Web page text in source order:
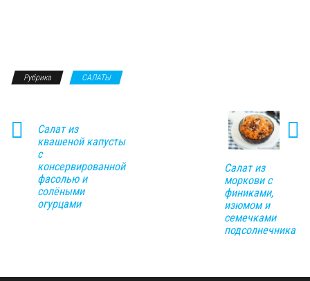
Рубрика САЛАТЫ
Салат из
квашеной капусты
с
консервированной
фасолью и
солёными
огурцами
Салат из
моркови с
финиками,
изюмом и
семечками
подсолнечника